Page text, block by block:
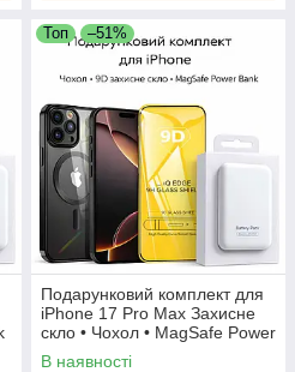
Топ –51%
Подарунковий комплект для
iPhone 17 Pro Max Захисне
скло • Чохол • MagSafe Power
Bank
В наявності